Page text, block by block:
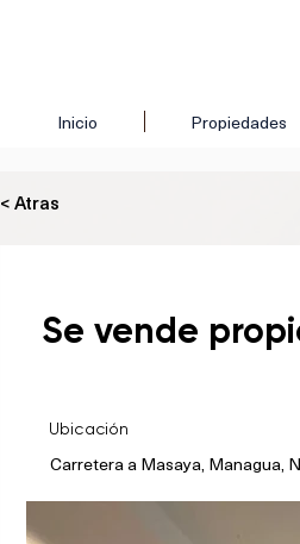
Inicio Propiedades
< Atras
Se vende
Ubicación
Carretera a Masaya, Managua,